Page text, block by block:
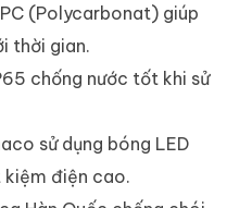
(Polycarbonat) giúp
thời gian.
chống nước tốt khi sử
sử dụng bóng LED
kiệm điện cao.